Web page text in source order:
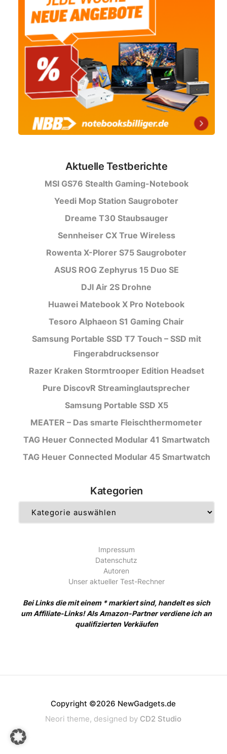
Aktuelle Testberichte
MSI GS76 Stealth Gaming-Notebook
Yeedi Mop Station Saugroboter
Dreame T30 Staubsauger
Sennheiser CX True Wireless
Rowenta X-Plorer S75 Saugroboter
ASUS ROG Zephyrus 15 Duo SE
DJI Air 2S Drohne
Huawei Matebook X Pro Notebook
Tesoro Alphaeon S1 Gaming Chair
Samsung Portable SSD T7 Touch – SSD mit
Fingerabdrucksensor
Razer Kraken Stormtrooper Edition Headset
Pure DiscovR Streaminglautsprecher
Samsung Portable SSD X5
MEATER – Das smarte Fleischthermometer
TAG Heuer Connected Modular 41 Smartwatch
TAG Heuer Connected Modular 45 Smartwatch
Kategorien
Impressum
Datenschutz
Autoren
Unser aktueller Test-Rechner
Bei Links die mit einem * markiert sind, handelt es sich
um Affiliate-Links! Als Amazon-Partner verdiene ich an
qualifizierten Verkäufen
Copyright ©2026 NewGadgets.de
Neori theme, designed by CD2 Studio